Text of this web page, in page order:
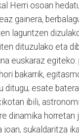
Herri osoan
gainera,
laguntzen
dituzulako eta
euskaraz
bakarrik,
ditugu; esate
ibili,
dinamika horretan
sukaldaritza